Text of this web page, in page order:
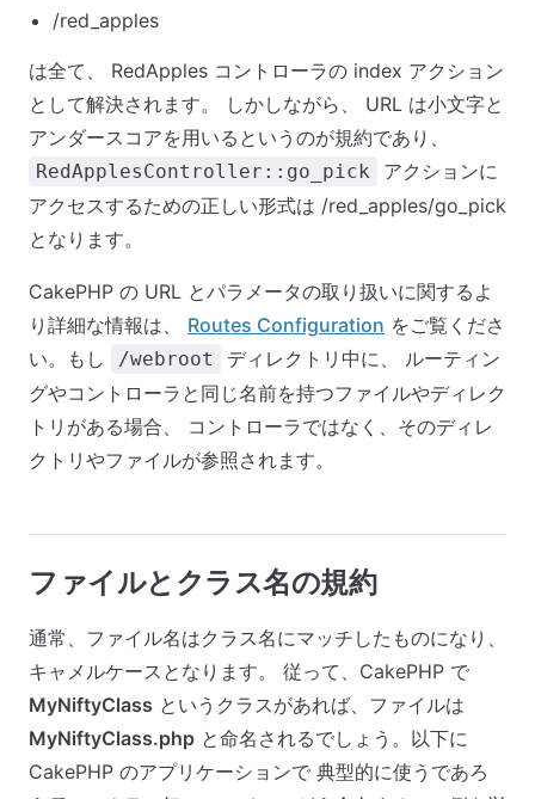
/red_apples
は全て、 RedApples コントローラの index アクション
として解決されます。 しかしながら、 URL は小文字と
アンダースコアを用いるというのが規約であり、
RedApplesController::go_pick
アクションに
アクセスするための正しい形式は /red_apples/go_pick
となります。
CakePHP の URL とパラメータの取り扱いに関するよ
り詳細な情報は、 Routes Configuration をご覧くださ
い。もし
/webroot
ディレクトリ中に、 ルーティン
グやコントローラと同じ名前を持つファイルやディレク
トリがある場合、 コントローラではなく、そのディレ
クトリやファイルが参照されます。
ファイルとクラス名の規約
通常、ファイル名はクラス名にマッチしたものになり、
キャメルケースとなります。 従って、CakePHP で
MyNiftyClass というクラスがあれば、ファイルは
MyNiftyClass.php と命名されるでしょう。以下に
CakePHP のアプリケーションで 典型的に使うであろ